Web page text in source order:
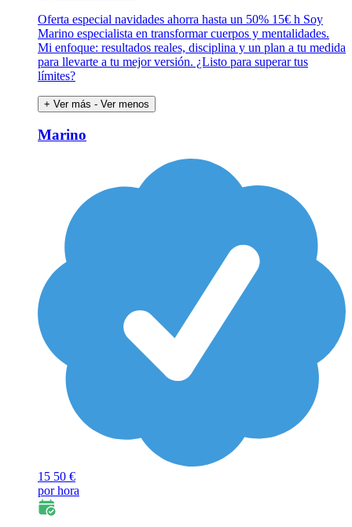
Oferta especial navidades ahorra hasta un 50% 15€ h Soy
Marino especialista en transformar cuerpos y mentalidades.
Mi enfoque: resultados reales, disciplina y un plan a tu medida
para llevarte a tu mejor versión. ¿Listo para superar tus
límites?
+ Ver más - Ver menos
Marino
15 50 €
por hora